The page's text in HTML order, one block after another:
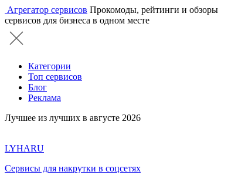
Агрегатор сервисов Прокомоды, рейтинги и обзоры
сервисов для бизнеса в одном месте
Категории
Топ сервисов
Блог
Реклама
Лучшее из лучших в августе 2026
LYHARU
Сервисы для накрутки в соцсетях